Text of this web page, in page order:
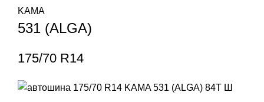
KAMA
531 (ALGA)
175/70 R14